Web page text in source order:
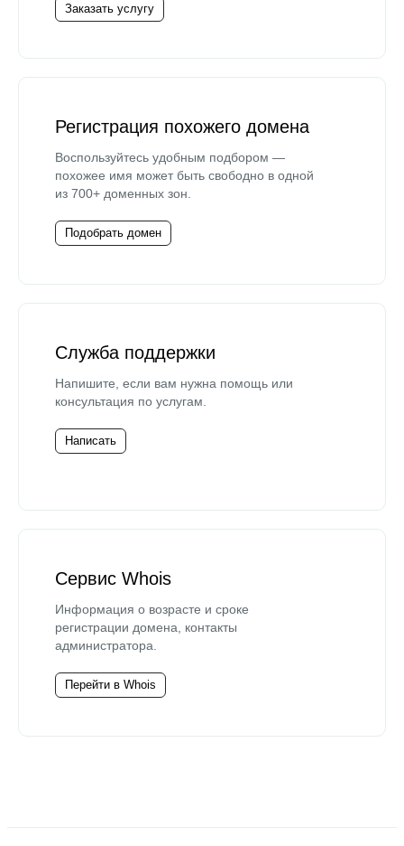
Заказать услугу
Регистрация похожего домена
Воспользуйтесь удобным подбором —
похожее имя может быть свободно в одной
из 700+ доменных зон.
Подобрать домен
Служба поддержки
Напишите, если вам нужна помощь или
консультация по услугам.
Написать
Сервис Whois
Информация о возрасте и сроке
регистрации домена, контакты
администратора.
Перейти в Whois